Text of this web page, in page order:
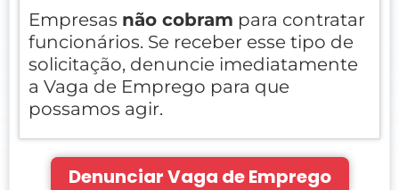
Empresas não cobram para contratar
funcionários. Se receber esse tipo de
solicitação, denuncie imediatamente
a Vaga de Emprego para que
possamos agir.
Denunciar Vaga de Emprego